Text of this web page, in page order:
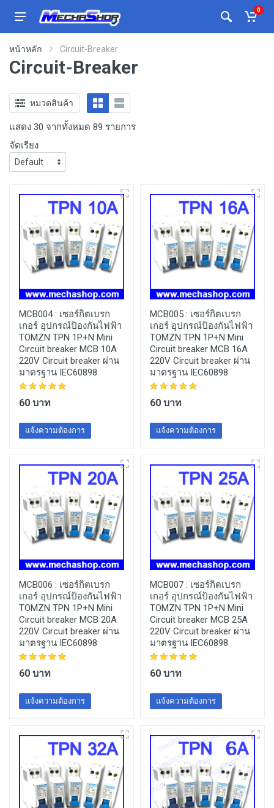
0
หน้าหลัก Circuit-Breaker
Circuit-Breaker
หมวดสินค้า
แสดง 30 จากทั้งหมด 89 รายการ
จัดเรียง
MCB004 : เซอร์กิตเบรก
เกอร์ อุปกรณ์ป้องกันไฟฟ้า
TOMZN TPN 1P+N Mini
Circuit breaker MCB 10A
220V Circuit breaker ผ่าน
มาตรฐาน IEC60898
60 บาท
แจ้งความต้องการ
MCB005 : เซอร์กิตเบรก
เกอร์ อุปกรณ์ป้องกันไฟฟ้า
TOMZN TPN 1P+N Mini
Circuit breaker MCB 16A
220V Circuit breaker ผ่าน
มาตรฐาน IEC60898
60 บาท
แจ้งความต้องการ
MCB006 : เซอร์กิตเบรก
เกอร์ อุปกรณ์ป้องกันไฟฟ้า
TOMZN TPN 1P+N Mini
Circuit breaker MCB 20A
220V Circuit breaker ผ่าน
มาตรฐาน IEC60898
60 บาท
แจ้งความต้องการ
MCB007 : เซอร์กิตเบรก
เกอร์ อุปกรณ์ป้องกันไฟฟ้า
TOMZN TPN 1P+N Mini
Circuit breaker MCB 25A
220V Circuit breaker ผ่าน
มาตรฐาน IEC60898
60 บาท
แจ้งความต้องการ